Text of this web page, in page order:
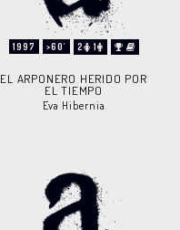
1997 >60' 2 1
EL ARPONERO HERIDO POR
EL TIEMPO
Eva Hibernia